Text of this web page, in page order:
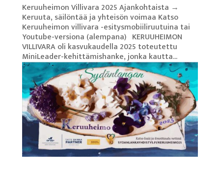
Keruuheimon Villivara 2025 Ajankohtaista →
Keruuta, säilöntää ja yhteisön voimaa Katso
Keruuheimon villivara -esitysmobiiliruutuina tai
Youtube-versiona (alempana) KERUUHEIMON
VILLIVARA oli kasvukaudella 2025 toteutettu
MiniLeader-kehittämishanke, jonka kautta...